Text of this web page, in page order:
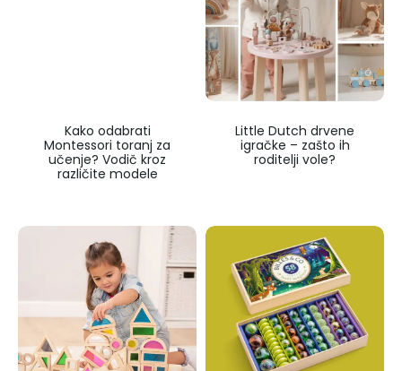
Kako odabrati
Montessori toranj za
učenje? Vodič kroz
različite modele
Little Dutch drvene
igračke – zašto ih
roditelji vole?